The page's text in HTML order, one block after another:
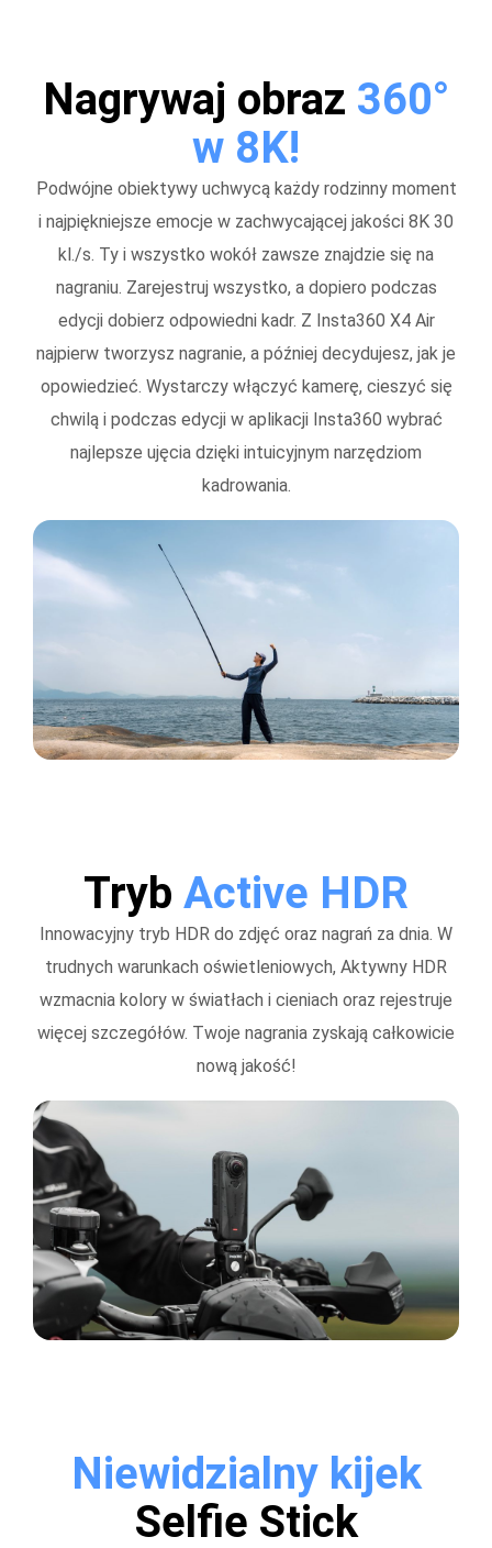
Nagrywaj obraz 360°
w 8K!
Podwójne obiektywy uchwycą każdy rodzinny moment
i najpiękniejsze emocje w zachwycającej jakości 8K 30
kl./s. Ty i wszystko wokół zawsze znajdzie się na
nagraniu. Zarejestruj wszystko, a dopiero podczas
edycji dobierz odpowiedni kadr. Z Insta360 X4 Air
najpierw tworzysz nagranie, a później decydujesz, jak je
opowiedzieć. Wystarczy włączyć kamerę, cieszyć się
chwilą i podczas edycji w aplikacji Insta360 wybrać
najlepsze ujęcia dzięki intuicyjnym narzędziom
kadrowania.
Tryb Active HDR
Innowacyjny tryb HDR do zdjęć oraz nagrań za dnia. W
trudnych warunkach oświetleniowych, Aktywny HDR
wzmacnia kolory w światłach i cieniach oraz rejestruje
więcej szczegółów. Twoje nagrania zyskają całkowicie
nową jakość!
Niewidzialny kijek
Selfie Stick